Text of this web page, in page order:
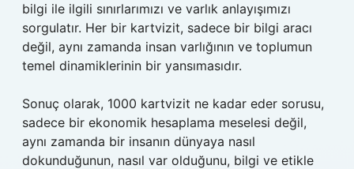
bilgi ile ilgili sınırlarımızı ve varlık anlayışımızı
sorgulatır. Her bir kartvizit, sadece bir bilgi aracı
değil, aynı zamanda insan varlığının ve toplumun
temel dinamiklerinin bir yansımasıdır.
Sonuç olarak, 1000 kartvizit ne kadar eder sorusu,
sadece bir ekonomik hesaplama meselesi değil,
aynı zamanda bir insanın dünyaya nasıl
dokunduğunun, nasıl var olduğunu, bilgi ve etikle